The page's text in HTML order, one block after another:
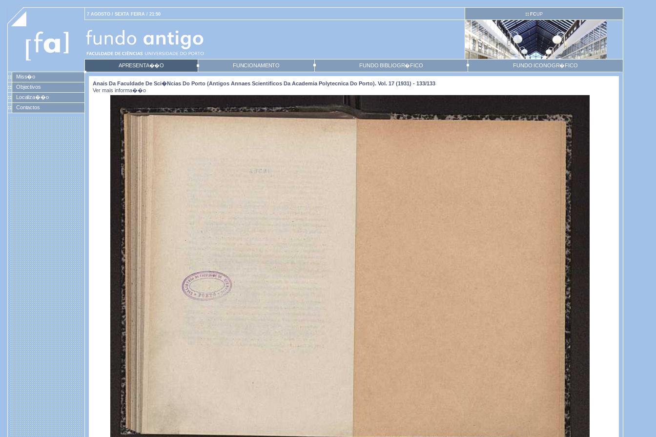
7 AGOSTO / SEXTA FEIRA / 21:50 FCUP
APRESENTA��O FUNCIONAMENTO FUNDO BIBLIOGR�FICO
FUNDO ICONOGR�FICO
Miss�o
Objectivos
Localiza��o
Contactos
Anais Da Faculdade De Sci�ncias Do Porto (antigos Annaes Scientificos Da Academia Polytecnica Do Porto). Vol. 17 (1931) - 133/133
Ver mais informa��o